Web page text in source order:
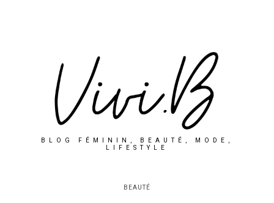
BLOG FÉMININ, BEAUTÉ, MODE,
LIFESTYLE
BEAUTÉ